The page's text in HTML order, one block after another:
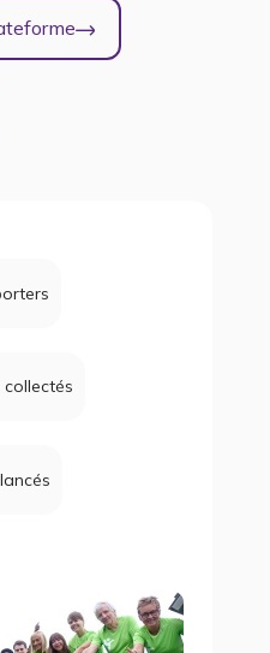
collectés